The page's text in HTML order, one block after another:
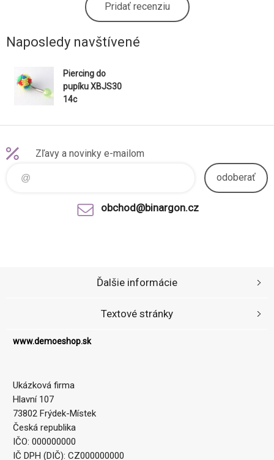
Pridať recenziu
Naposledy navštívené
Piercing do
pupíku XBJS30
14c
Zľavy a novinky e-mailom
odoberať
obchod@binargon.cz
www.demoeshop.sk
Ukázková firma
Hlavní 107
73802 Frýdek-Místek
Česká republika
IČO: 000000000
IČ DPH (DIČ): CZ000000000
Ďalšie informácie
Textové stránky